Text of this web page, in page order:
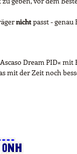
nichtpasst -
Dream PID«
mit der Zeit noch